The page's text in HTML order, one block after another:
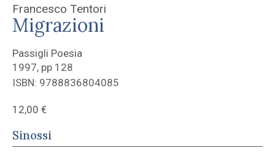
Francesco Tentori
Migrazioni
Passigli Poesia
1997, pp 128
ISBN: 9788836804085
12,00 €
Sinossi